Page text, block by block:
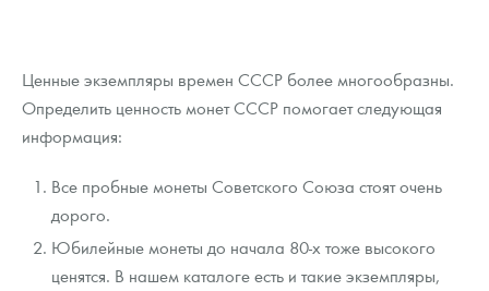
Ценные экземпляры времен СССР более многообразны.
Определить ценность монет СССР помогает следующая
информация:
Все пробные монеты Советского Союза стоят очень
дорого.
Юбилейные монеты до начала 80-х тоже высокого
ценятся. В нашем каталоге есть и такие экземпляры,